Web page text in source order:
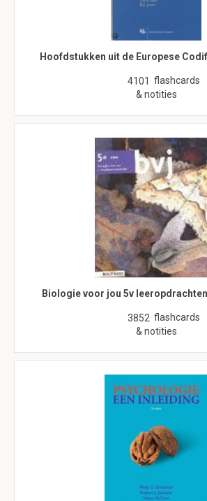
Hoofdstukken uit de Europese
4101 flashcards
& notities
Biologie voor jou 5v
3852 flashcards
& notities